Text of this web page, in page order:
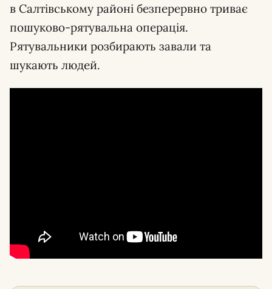
в Салтівському районі безперервно триває
пошуково-рятувальна операція.
Рятувальники розбирають завали та
шукають людей.